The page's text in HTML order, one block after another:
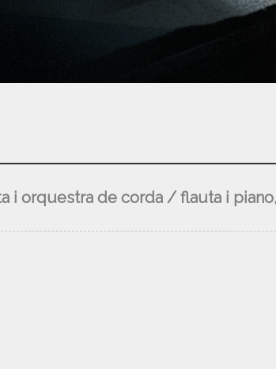
i orquestra de corda / flauta i